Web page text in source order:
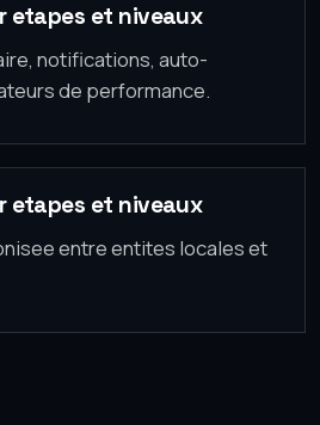
etapes et niveaux
notifications, auto-
de performance.
etapes et niveaux
entre entites locales et